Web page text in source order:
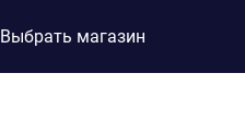
Выбрать магазин